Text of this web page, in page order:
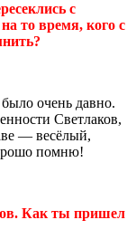
с
то время, кого с
очень давно.
Светлаков,
— весёлый,
помню!
Как ты пришел